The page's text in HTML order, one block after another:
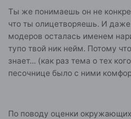
остаётся только тянуть
то, чтобы ещё и путь
моего света... из-за спины,
Поэтому я переместилась из
("отличников") в категорию
("хорошистов"), и поверь
это абсолютно устраивает -
это верно )))
Ты же понимаешь он не
что ты олицетворяешь. И
модеров осталась именем
тупо твой ник нейм. Потому
знает... (как раз тема о тех
песочнице было с ними
По поводу оценки